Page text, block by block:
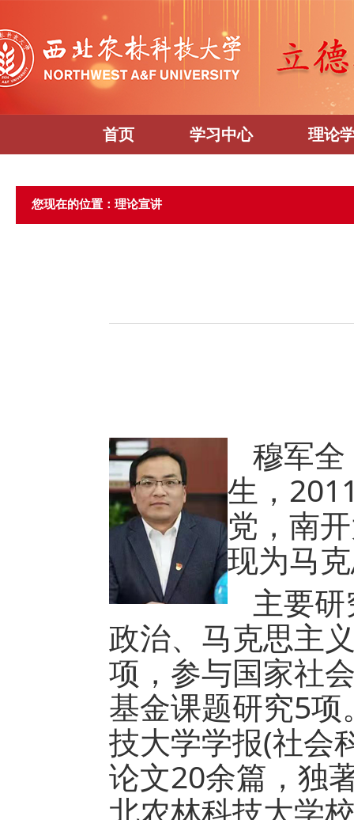
首页 学习中心 理论
您现在的位置：理论宣讲
穆军
生，
党，南
现为马
主要
政治、马克思主
项，参与国家社
基金课题研究5
技大学学报(社会
论文20余篇，独
北农林科技大学